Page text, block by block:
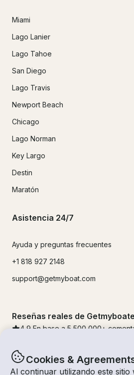
Cookies &
Al continuar utilizando este sitio
Miami
Lago Lanier
Lago Tahoe
San Diego
Lago Travis
Newport Beach
Chicago
Lago Norman
Key Largo
Destin
Maratón
Asistencia 24/7
Ayuda y preguntas frecuentes
+1 818 927 2148
support@getmyboat.com
Reseñas reales de
4.9 En base a 5 500,000 +